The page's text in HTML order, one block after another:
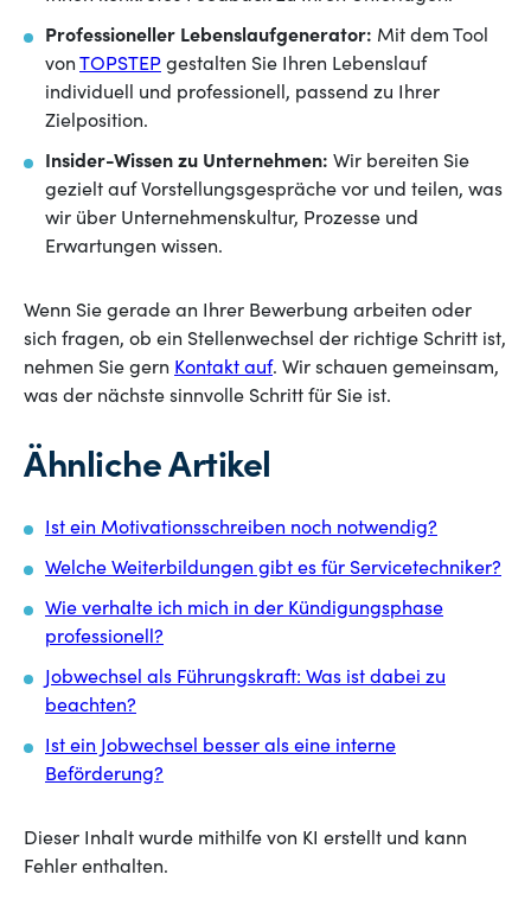
Professioneller Lebenslaufgenerator: Mit dem Tool
von TOPSTEP gestalten Sie Ihren Lebenslauf
individuell und professionell, passend zu Ihrer
Zielposition.
Insider-Wissen zu Unternehmen: Wir bereiten Sie
gezielt auf Vorstellungsgespräche vor und teilen, was
wir über Unternehmenskultur, Prozesse und
Erwartungen wissen.
Wenn Sie gerade an Ihrer Bewerbung arbeiten oder
sich fragen, ob ein Stellenwechsel der richtige Schritt ist,
nehmen Sie gern Kontakt auf. Wir schauen gemeinsam,
was der nächste sinnvolle Schritt für Sie ist.
Ähnliche Artikel
Ist ein Motivationsschreiben noch notwendig?
Welche Weiterbildungen gibt es für Servicetechniker?
Wie verhalte ich mich in der Kündigungsphase
professionell?
Jobwechsel als Führungskraft: Was ist dabei zu
beachten?
Ist ein Jobwechsel besser als eine interne
Beförderung?
Dieser Inhalt wurde mithilfe von KI erstellt und kann
Fehler enthalten.